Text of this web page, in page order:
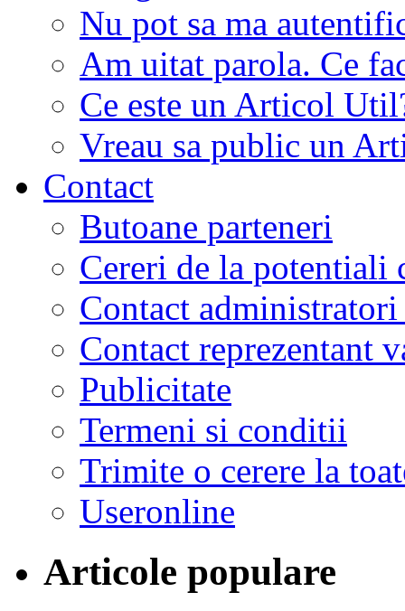
Nu pot sa ma
Am uitat parola. Ce
Ce este un Articol
Vreau sa public un
Contact
Butoane parteneri
Cereri de la potentiali
Contact
Contact reprezentant
Publicitate
Termeni si conditii
Trimite o cerere la
Useronline
Articole populare